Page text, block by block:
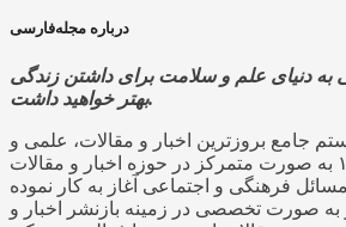
درباره مجله‌فارسی
به دنیای علم و سلامت برای داشتن زندگی
بهتر خواهید داشت.
جامع بروزترین اخبار و مقالات، علمی و
اجتماعی از سال ۱۳۹۵ به صورت متمرکز در حوزه اخبار و مقالات
فرهنگی و اجتماعی آغاز به کار نموده
به صورت تخصصی در زمینه بازنشر اخبار و